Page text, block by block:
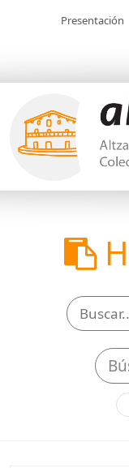
Presentación